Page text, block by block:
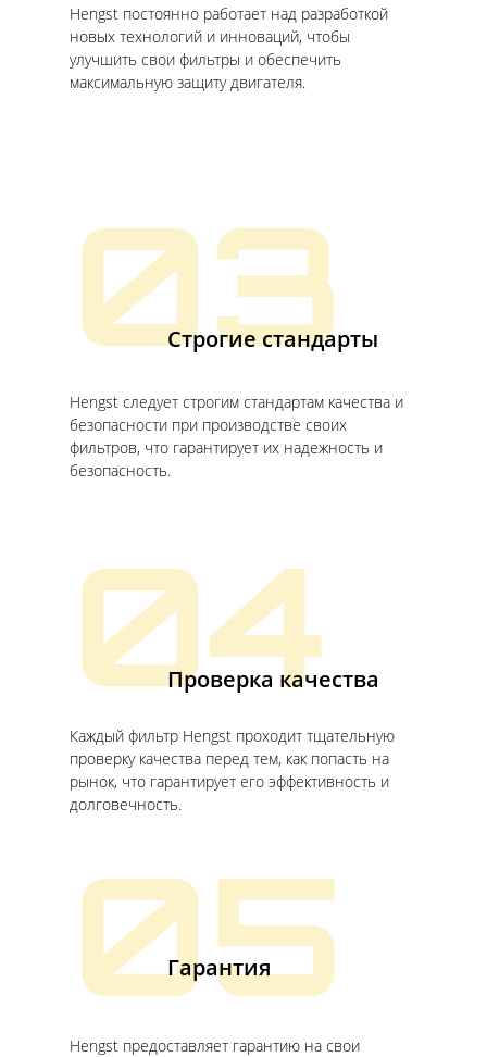
Hengst постоянно работает над разработкой
новых технологий и инноваций, чтобы
улучшить свои фильтры и обеспечить
максимальную защиту двигателя.
03
Строгие стандарты
Hengst следует строгим стандартам качества и
безопасности при производстве своих
фильтров, что гарантирует их надежность и
безопасность.
04
Проверка качества
Каждый фильтр Hengst проходит тщательную
проверку качества перед тем, как попасть на
рынок, что гарантирует его эффективность и
долговечность.
05
Гарантия
Hengst предоставляет гарантию на свои